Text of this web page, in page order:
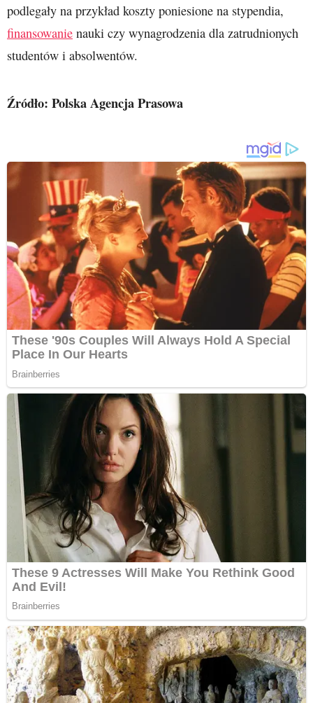
podlegały na przykład koszty poniesione na stypendia,
finansowanie nauki czy wynagrodzenia dla zatrudnionych
studentów i absolwentów.
Źródło: Polska Agencja Prasowa